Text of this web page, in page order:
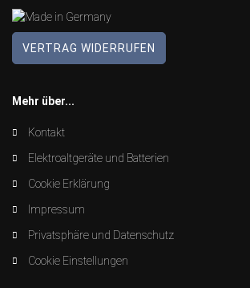
VERTRAG WIDERRUFEN
Mehr über...
Kontakt
Elektroaltgeräte und Batterien
Cookie Erklärung
Impressum
Privatsphäre und Datenschutz
Cookie Einstellungen